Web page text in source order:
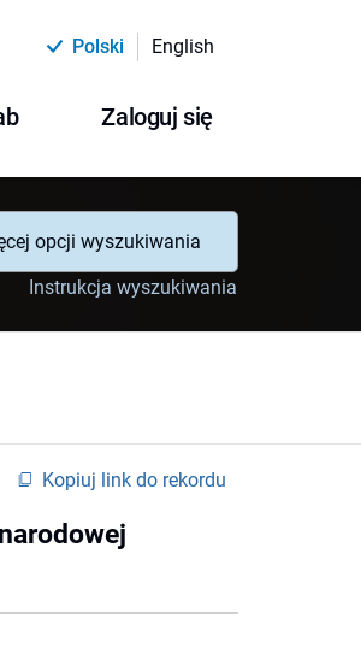
Polski English
Zaloguj się
opcji wyszukiwania
Instrukcja wyszukiwania
Kopiuj link do rekordu